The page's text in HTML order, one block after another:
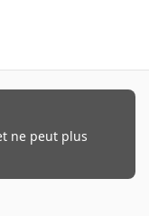
ne peut plus